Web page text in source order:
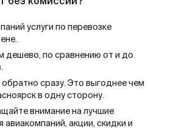
услуги по перевозке
дешево, по сравнению от и до
сразу. Это выгоднее чем
в одну сторону.
внимание на лучшие
акции, скидки и